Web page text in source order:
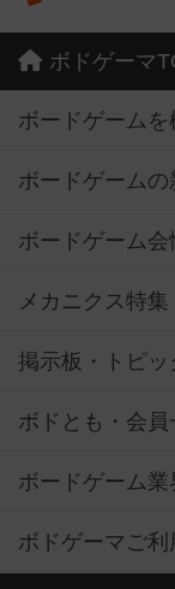
ボドゲーマ
ボードゲームを
ボードゲーム
ボードゲーム会
メカニクス特集
掲示板・トピッ
ボドとも・会員
ボードゲーム業
ボドゲーマご利